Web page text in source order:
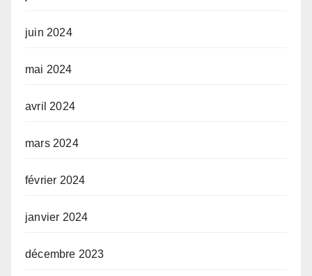
juin 2024
mai 2024
avril 2024
mars 2024
février 2024
janvier 2024
décembre 2023